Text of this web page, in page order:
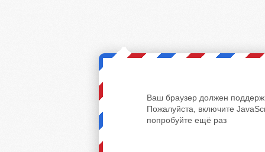
Ваш браузер должен
Пожалуйста, включите
попробуйте ещё раз